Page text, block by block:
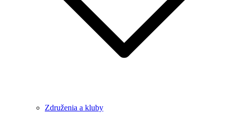
Združenia a kluby